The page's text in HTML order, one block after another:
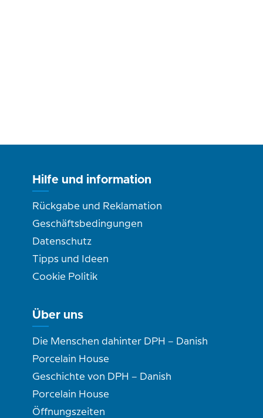
Hilfe und information
Rückgabe und Reklamation
Geschäftsbedingungen
Datenschutz
Tipps und Ideen
Cookie Politik
Über uns
Die Menschen dahinter DPH – Danish
Porcelain House
Geschichte von DPH – Danish
Porcelain House
Öffnungszeiten